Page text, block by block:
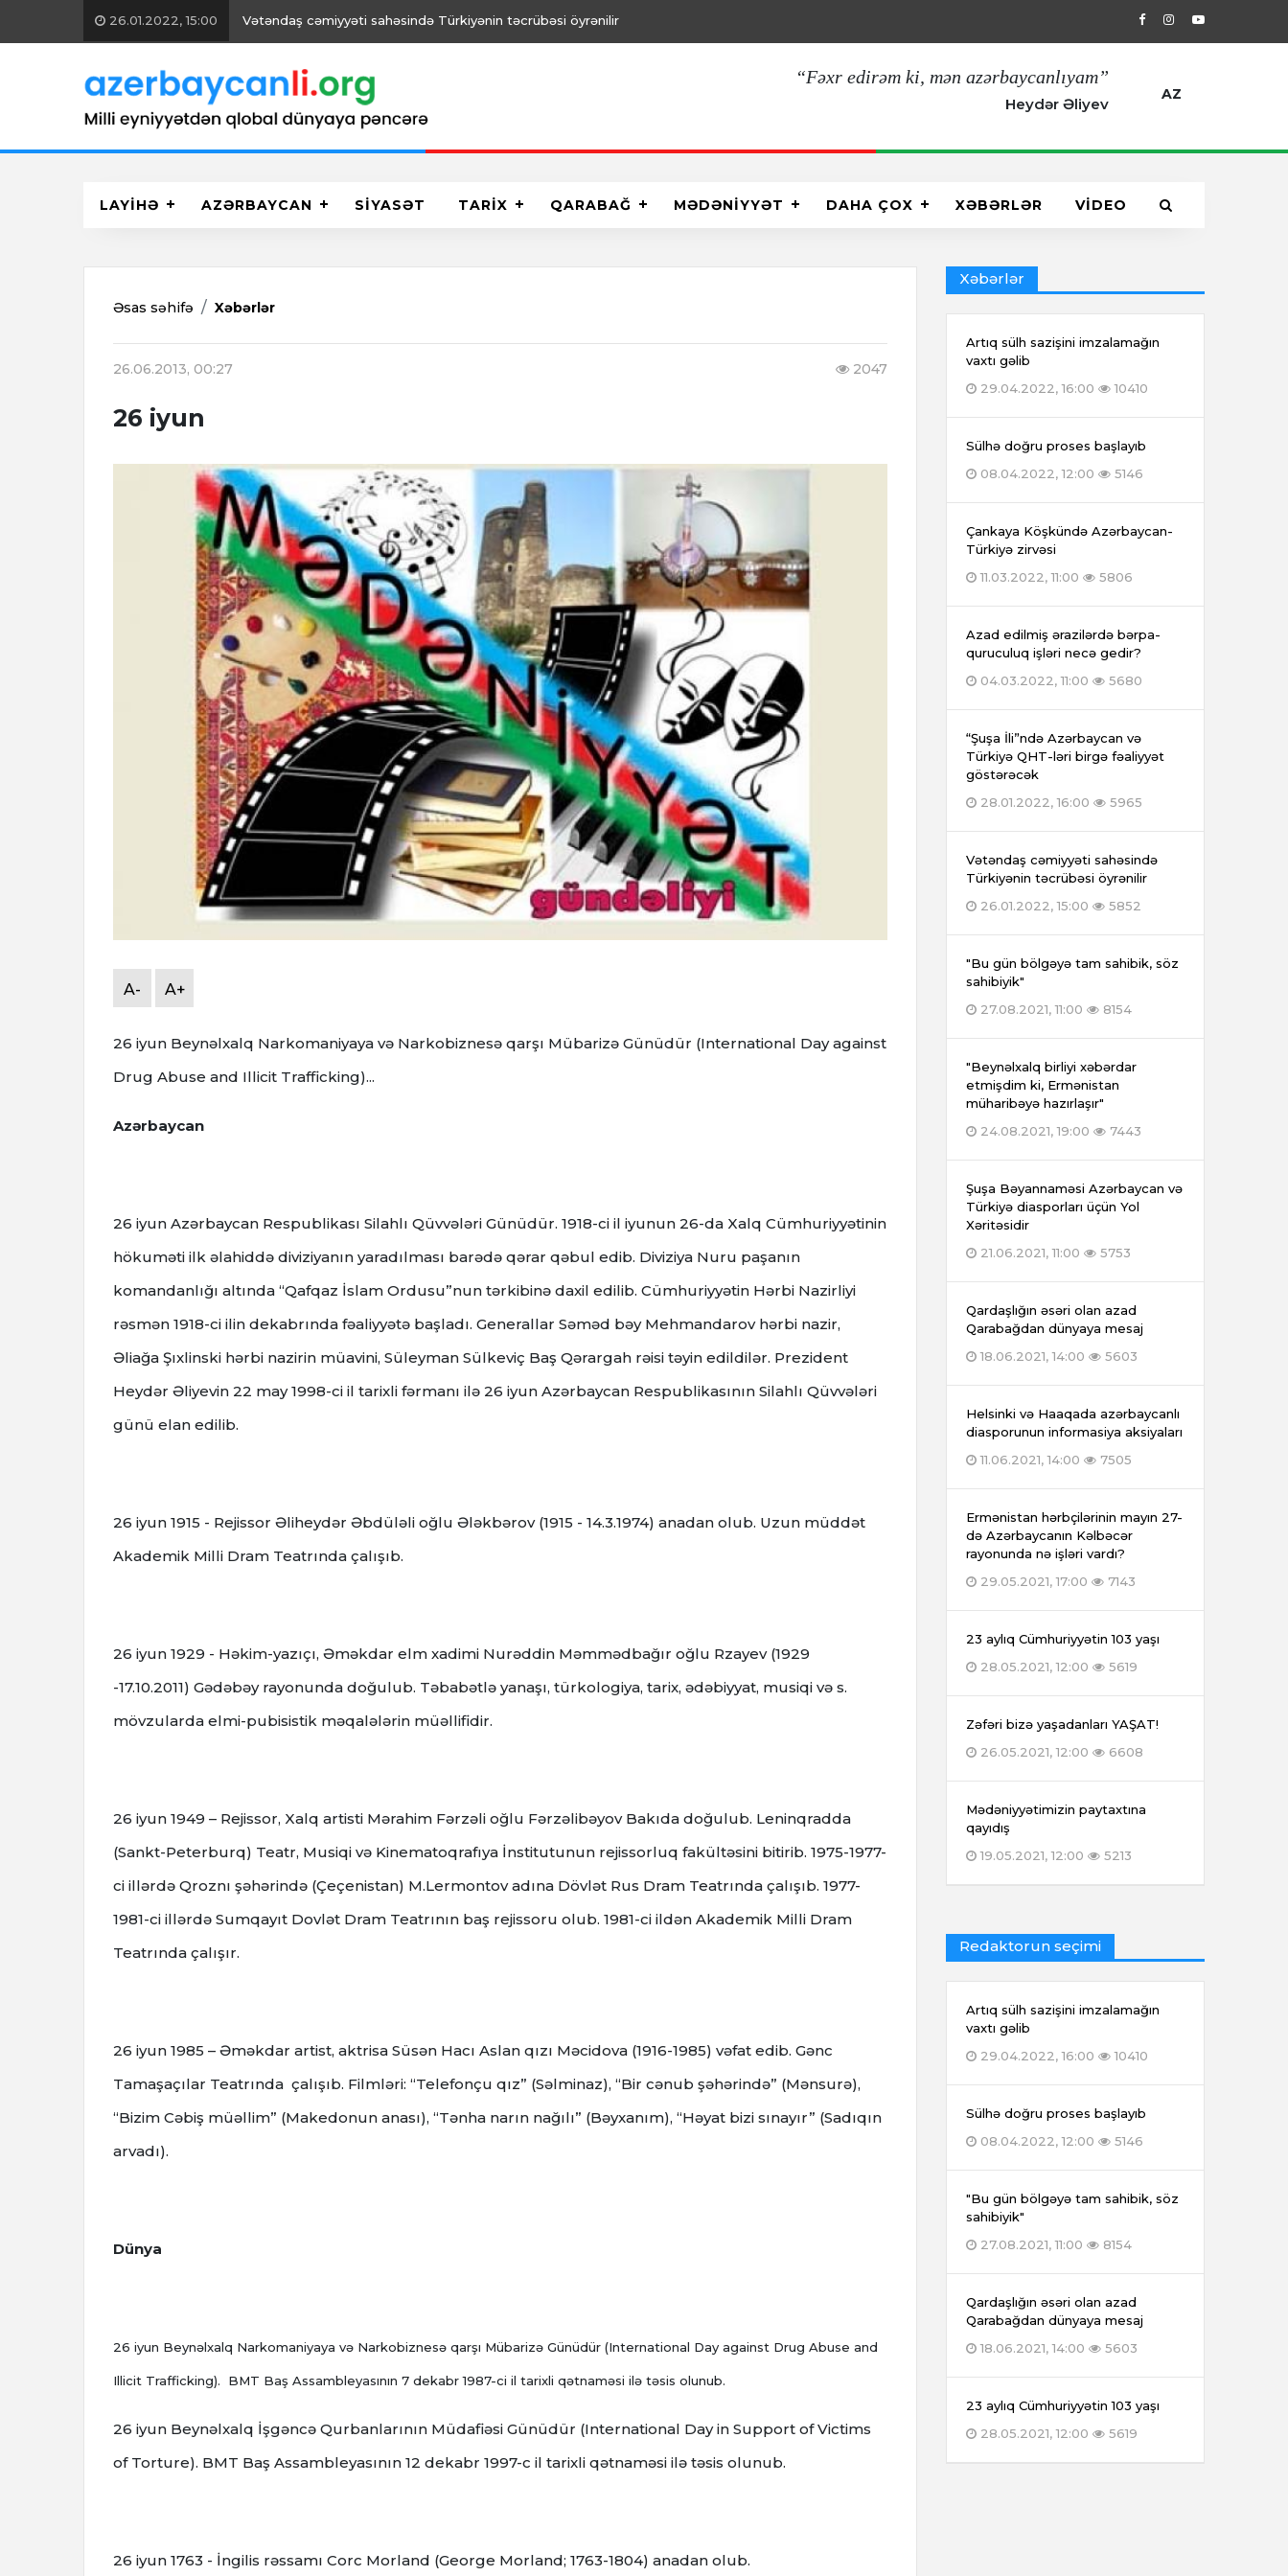
26.01.2022, 15:00 Vətəndaş cəmiyyəti sahəsində Türkiyənin təcrübəsi öyrənilir 29.04.2022, 16:00 Artıq sülh
“Fəxr edirəm ki, mən azərbaycanlıyam”
Heydər Əliyev
AZ
LAYİHƏ AZƏRBAYCAN SİYASƏT TARİX QARABAĞ MƏDƏNİYYƏT DAHA ÇOX XƏBƏRLƏR VİDEO
Əsas səhifə Xəbərlər
26.06.2013, 00:27 2047
26 iyun
A- A+
26 iyun Beynəlxalq Narkоmaniyaya və Narkоbiznеsə qarşı Mübarizə Günüdür (International Day against
Drug Abuse and Illicit Trafficking)...
Azərbaycan
26 iyun Azərbaycan Respublikası Silahlı Qüvvələri Günüdür. 1918-ci il iyunun 26-da Xalq Cümhuriyyətinin
hökuməti ilk əlahiddə diviziyanın yaradılması barədə qərar qəbul edib. Diviziya Nuru paşanın
komandanlığı altında “Qafqaz İslam Ordusu”nun tərkibinə daxil edilib. Cümhuriyyətin Hərbi Nazirliyi
rəsmən 1918-ci ilin dekabrında fəaliyyətə başladı. Generallar Səməd bəy Mehmandarov hərbi nazir,
Əliağa Şıxlinski hərbi nazirin müavini, Süleyman Sülkeviç Baş Qərargah rəisi təyin edildilər. Prezident
Heydər Əliyevin 22 may 1998-ci il tarixli fərmanı ilə 26 iyun Azərbaycan Respublikasının Silahlı Qüvvələri
günü elan edilib.
26 iyun 1915 - Rejissor Əliheydər Əbdüləli oğlu Ələkbərov (1915 - 14.3.1974) anadan olub. Uzun müddət
Akademik Milli Dram Teatrında çalışıb.
26 iyun 1929 - Həkim-yazıçı, Əməkdar elm xadimi Nurəddin Məmmədbağır oğlu Rzayev (1929
-17.10.2011) Gədəbəy rayonunda doğulub. Təbabətlə yanaşı, türkologiya, tarix, ədəbiyyat, musiqi və s.
mövzularda elmi-pubisistik məqalələrin müəllifidir.
26 iyun 1949 – Rejissor, Xalq artisti Mərahim Fərzəli oğlu Fərzəlibəyov Bakıda doğulub. Leninqradda
(Sankt-Peterburq) Teatr, Musiqi və Kinematoqrafıya İnstitutunun rejissorluq fakültəsini bitirib. 1975-1977-
ci illərdə Qroznı şəhərində (Çeçenistan) M.Lermontov adına Dövlət Rus Dram Teatrında çalışıb. 1977-
1981-ci illərdə Sumqayıt Dovlət Dram Teatrının baş rejissoru olub. 1981-ci ildən Akademik Milli Dram
Teatrında çalışır.
26 iyun 1985 – Əməkdar artist, aktrisa Süsən Hacı Aslan qızı Məcidova (1916-1985) vəfat edib. Gənc
Tamaşaçılar Teatrında çalışıb. Filmləri: “Telefonçu qız” (Səlminaz), “Bir cənub şəhərində” (Mənsurə),
“Bizim Cəbiş müəllim” (Makedonun anası), “Tənha narın nağılı” (Bəyxanım), “Həyat bizi sınayır” (Sadıqın
arvadı).
Dünya
26 iyun Beynəlxalq Narkоmaniyaya və Narkоbiznеsə qarşı Mübarizə Günüdür (International Day against Drug Abuse and
Illicit Trafficking). BMT Baş Assambleyasının 7 dekabr 1987-ci il tarixli qətnaməsi ilə təsis olunub.
26 iyun Beynəlxalq İşgəncə Qurbanlarının Müdafiəsi Günüdür (International Day in Support of Victims
of Torture). BMT Baş Assambleyasının 12 dekabr 1997-c il tarixli qətnaməsi ilə təsis olunub.
26 iyun 1763 - İngilis rəssamı Corc Morland (George Morland; 1763-1804) anadan olub.
Xəbərlər
Artıq sülh sazişini imzalamağın
vaxtı gəlib
29.04.2022, 16:00
10410
Sülhə doğru proses başlayıb
08.04.2022, 12:00
5146
Çankaya Köşkündə Azərbaycan-
Türkiyə zirvəsi
11.03.2022, 11:00
5806
Azad edilmiş ərazilərdə bərpa-
quruculuq işləri necə gedir?
04.03.2022, 11:00
5680
“Şuşa İli”ndə Azərbaycan və
Türkiyə QHT-ləri birgə fəaliyyət
göstərəcək
28.01.2022, 16:00
5965
Vətəndaş cəmiyyəti sahəsində
Türkiyənin təcrübəsi öyrənilir
26.01.2022, 15:00
5852
"Bu gün bölgəyə tam sahibik, söz
sahibiyik"
27.08.2021, 11:00
8154
"Beynəlxalq birliyi xəbərdar
etmişdim ki, Ermənistan
müharibəyə hazırlaşır"
24.08.2021, 19:00
7443
Şuşa Bəyannaməsi Azərbaycan və
Türkiyə diasporları üçün Yol
Xəritəsidir
21.06.2021, 11:00
5753
Qardaşlığın əsəri olan azad
Qarabağdan dünyaya mesaj
18.06.2021, 14:00
5603
Helsinki və Haaqada azərbaycanlı
diasporunun informasiya aksiyaları
11.06.2021, 14:00
7505
Ermənistan hərbçilərinin mayın 27-
də Azərbaycanın Kəlbəcər
rayonunda nə işləri vardı?
29.05.2021, 17:00
7143
23 aylıq Cümhuriyyətin 103 yaşı
28.05.2021, 12:00
5619
Zəfəri bizə yaşadanları YAŞAT!
26.05.2021, 12:00
6608
Mədəniyyətimizin paytaxtına
qayıdış
19.05.2021, 12:00
5213
Redaktorun seçimi
Artıq sülh sazişini imzalamağın
vaxtı gəlib
29.04.2022, 16:00
10410
Sülhə doğru proses başlayıb
08.04.2022, 12:00
5146
"Bu gün bölgəyə tam sahibik, söz
sahibiyik"
27.08.2021, 11:00
8154
Qardaşlığın əsəri olan azad
Qarabağdan dünyaya mesaj
18.06.2021, 14:00
5603
23 aylıq Cümhuriyyətin 103 yaşı
28.05.2021, 12:00
5619